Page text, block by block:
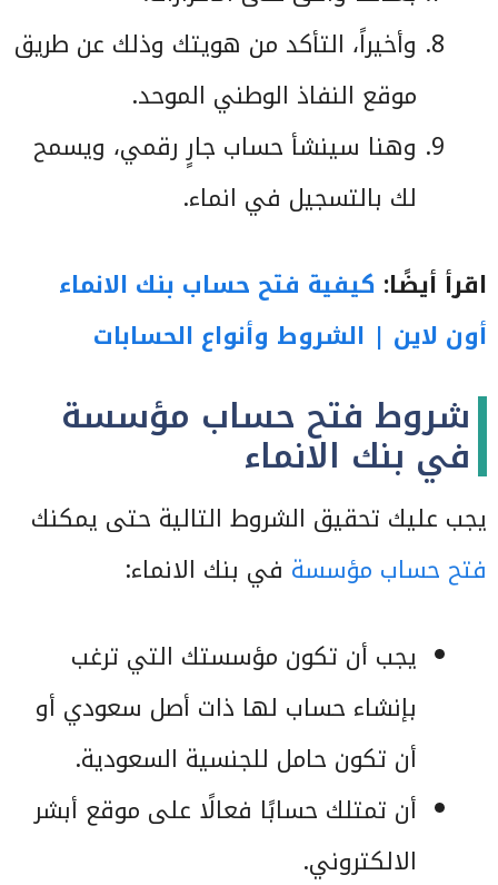
وأخيراً، التأكد من هويتك وذلك عن طريق
موقع النفاذ الوطني الموحد.
وهنا سينشأ حساب جارٍ رقمي، ويسمح
لك بالتسجيل في انماء.
اقرأ أيضًا: كيفية فتح حساب بنك الانماء
أون لاين | الشروط وأنواع الحسابات
شروط فتح حساب مؤسسة
في بنك الانماء
يجب عليك تحقيق الشروط التالية حتى يمكنك
فتح حساب مؤسسة في بنك الانماء:
يجب أن تكون مؤسستك التي ترغب
بإنشاء حساب لها ذات أصل سعودي أو
أن تكون حامل للجنسية السعودية.
أن تمتلك حسابًا فعالًا على موقع أبشر
الالكتروني.